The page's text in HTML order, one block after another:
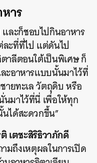
าร
และก็ชอบไปกินอาหาร
ะที่ที่ไป แต่ดันไป
าลีตอนใต้เป็นพิเศษ ก็
ะอาหารแบบนั้นมาไว้ที่
ายทะเล วัตถุดิบ หรือ
มาไว้ที่นี่ เพื่อให้ทุก
ได้สะดวกขึ้น”
เตชะสิริธิวาภักดี
มถึงเหตุผลในการเปิด